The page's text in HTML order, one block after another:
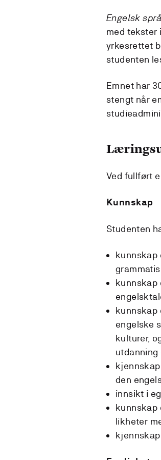
Engelsk
med tekster
yrkesrettet
studenten
Emnet har
stengt når
Ved fullført
Kunnskap
Studenten
kunnskap
kunnskap
kunnskap
engelske
kulturer,
utdanning
den
innsikt i
kunnskap
likheter